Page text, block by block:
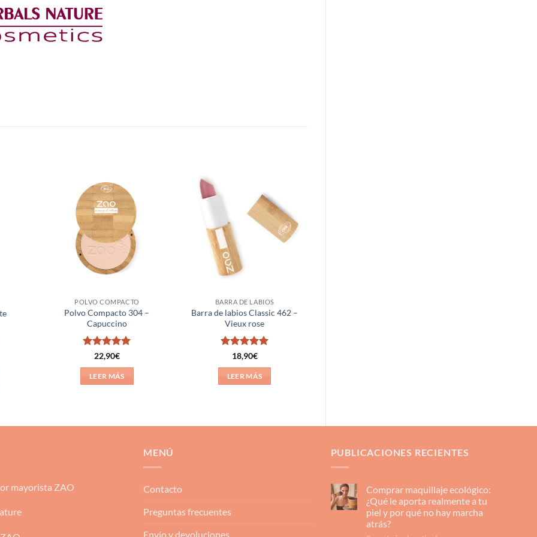
POLVO COMPACTO
Polvo Compacto 304 –
Capuccino
Valorado
22,90€
LEER MÁS
a la
lista de
deseos
BARRA DE LABIOS
Barra de labios Classic 462 –
Vieux rose
Valorado
18,90€
LEER MÁS
mayorista ZAO
MENÚ
Contacto
Preguntas frecuentes
Envío y devoluciones
PUBLICACIONES RECIENTES
Comprar maquillaje ecológico:
¿Qué le aporta realmente a tu
piel y por qué no hay marcha
atrás?